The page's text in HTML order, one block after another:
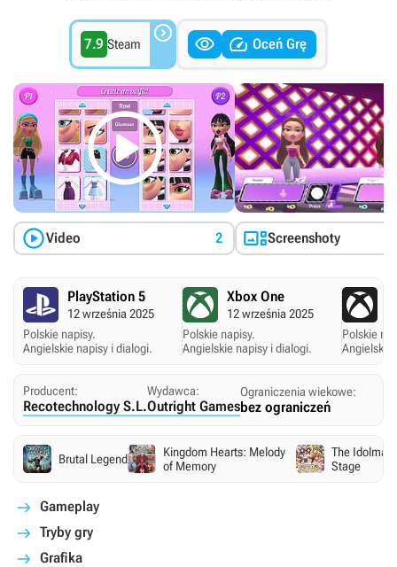
7.9 Steam    Oceń Grę

Video 2 Screenshoty
PlayStation 5
12 września 2025
Polskie napisy.
Angielskie napisy i dialogi.
Xbox One
12 września 2025
Polskie napisy.
Angielskie napisy i dialogi.
Polskie
Angielskie
Producent:
Recotechnology S.L.
Wydawca:
Outright Games
Ograniczenia wiekowe:
bez ograniczeń
Brutal Legend
Kingdom Hearts: Melody
of Memory
The
Stage
Gameplay
Tryby gry
Grafika